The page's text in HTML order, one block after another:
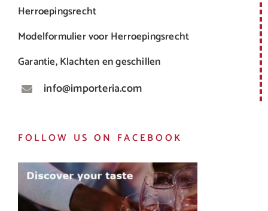
Herroepingsrecht
Modelformulier voor Herroepingsrecht
Garantie, Klachten en geschillen
info@importeria.com
FOLLOW US ON FACEBOOK